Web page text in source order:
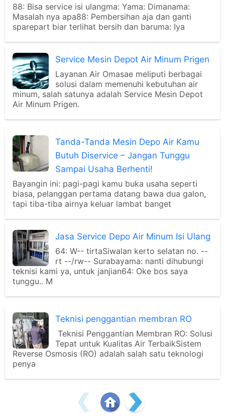
88: Bisa service isi ulangma: Yama: Dimanama:
Masalah nya apa88: Pembersihan aja dan ganti
sparepart biar terlihat bersih dan baruma: Iya
Service Mesin Depot Air Minum Prigen
Layanan Air Omasae meliputi berbagai
solusi dalam memenuhi kebutuhan air
minum, salah satunya adalah Service Mesin Depot
Air Minum Prigen.
Tanda-Tanda Mesin Depo Air Kamu
Butuh Diservice – Jangan Tunggu
Sampai Usaha Berhenti!
Bayangin ini: pagi-pagi kamu buka usaha seperti
biasa, pelanggan pertama datang bawa dua galon,
tapi tiba-tiba airnya keluar lambat banget
Jasa Service Depo Air Minum Isi Ulang
64: W-- tirtaSiwalan kerto selatan no. --
rt --/rw-- Surabayama: nanti dihubungi
teknisi kami ya, untuk janjian64: Oke bos saya
tunggu.. M
Teknisi penggantian membran RO
Teknisi Penggantian Membran RO: Solusi
Tepat untuk Kualitas Air TerbaikSistem
Reverse Osmosis (RO) adalah salah satu teknologi
penya